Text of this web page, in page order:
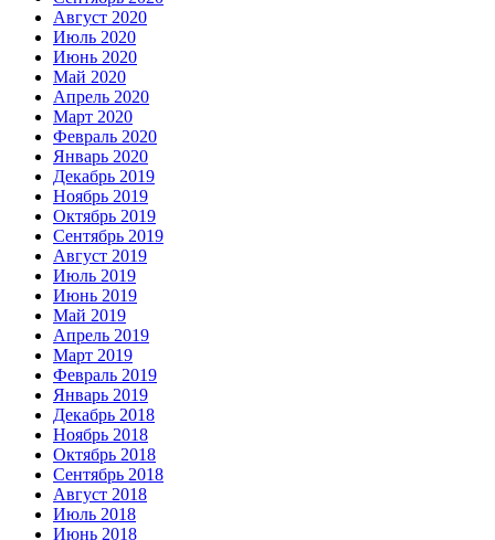
Август 2020
Июль 2020
Июнь 2020
Май 2020
Апрель 2020
Март 2020
Февраль 2020
Январь 2020
Декабрь 2019
Ноябрь 2019
Октябрь 2019
Сентябрь 2019
Август 2019
Июль 2019
Июнь 2019
Май 2019
Апрель 2019
Март 2019
Февраль 2019
Январь 2019
Декабрь 2018
Ноябрь 2018
Октябрь 2018
Сентябрь 2018
Август 2018
Июль 2018
Июнь 2018